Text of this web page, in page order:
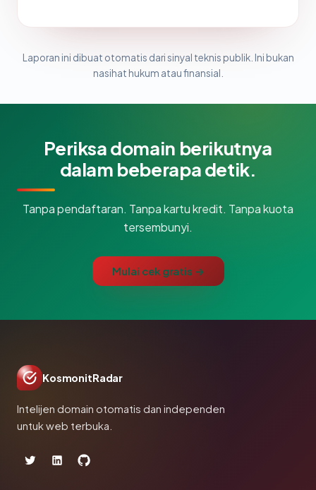
Laporan ini dibuat otomatis dari sinyal teknis publik. Ini bukan
nasihat hukum atau finansial.
Periksa domain berikutnya
dalam beberapa detik.
Tanpa pendaftaran. Tanpa kartu kredit. Tanpa kuota
tersembunyi.
Mulai cek gratis →
KosmonitRadar
Intelijen domain otomatis dan independen
untuk web terbuka.